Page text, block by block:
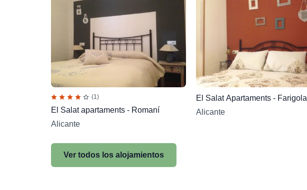
(1)
El Salat apartaments - Romaní
Alicante
El Salat Apartaments - Farigola
Alicante
Ver todos los alojamientos